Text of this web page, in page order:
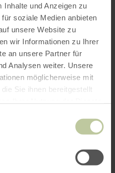
Inhalte und Anzeigen zu
soziale Medien anbieten
unsere Website zu
wir Informationen zu Ihrer
an unsere Partner für
Analysen weiter. Unsere
möglicherweise mit
Sie ihnen bereitgestellt
PLANEN
auch